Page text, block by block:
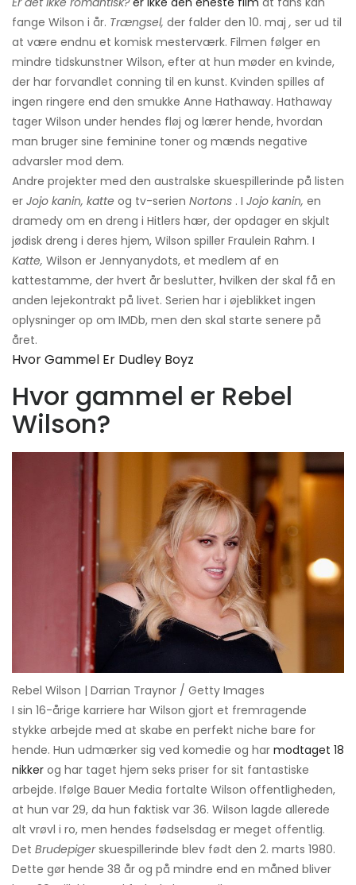
fange Wilson i år. Trængsel, der falder den 10. maj , ser ud til
at være endnu et komisk mesterværk. Filmen følger en
mindre tidskunstner Wilson, efter at hun møder en kvinde,
der har forvandlet conning til en kunst. Kvinden spilles af
ingen ringere end den smukke Anne Hathaway. Hathaway
tager Wilson under hendes fløj og lærer hende, hvordan
man bruger sine feminine toner og mænds negative
advarsler mod dem.
Andre projekter med den australske skuespillerinde på listen
er Jojo kanin, katte og tv-serien Nortons . I Jojo kanin, en
dramedy om en dreng i Hitlers hær, der opdager en skjult
jødisk dreng i deres hjem, Wilson spiller Fraulein Rahm. I
Katte, Wilson er Jennyanydots, et medlem af en
kattestamme, der hvert år beslutter, hvilken der skal få en
anden lejekontrakt på livet. Serien har i øjeblikket ingen
oplysninger op om IMDb, men den skal starte senere på
året.
Hvor Gammel Er Dudley Boyz
Hvor gammel er Rebel
Wilson?
Rebel Wilson | Darrian Traynor / Getty Images
I sin 16-årige karriere har Wilson gjort et fremragende
stykke arbejde med at skabe en perfekt niche bare for
hende. Hun udmærker sig ved komedie og har modtaget 18
nikker og har taget hjem seks priser for sit fantastiske
arbejde. Ifølge Bauer Media fortalte Wilson offentligheden,
at hun var 29, da hun faktisk var 36. Wilson lagde allerede
alt vrøvl i ro, men hendes fødselsdag er meget offentlig.
Det Brudepigerskuespillerinde blev født den 2. marts 1980.
Dette gør hende 38 år og på mindre end en måned bliver